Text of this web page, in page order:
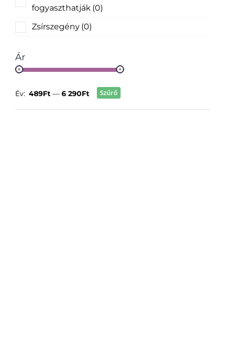
fogyaszthatják (0)
Zsírszegény (0)
Ár
Szűrő
Év: 489Ft — 6 290Ft